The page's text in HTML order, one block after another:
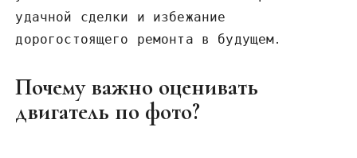
удачной сделки и избежание
дорогостоящего ремонта в будущем․
Почему важно оценивать
двигатель по фото?